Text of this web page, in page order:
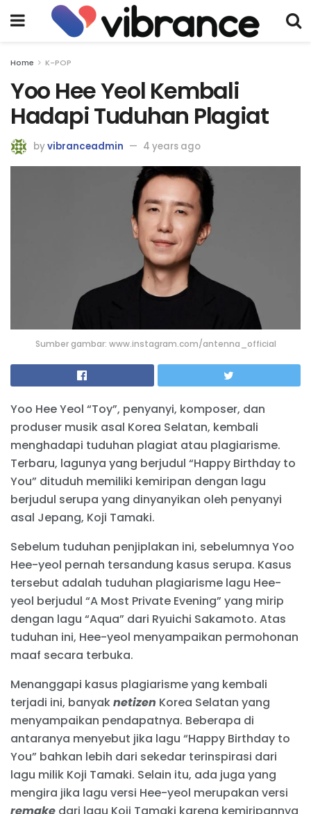
Home K-POP
Yoo Hee Yeol Kembali
Hadapi Tuduhan Plagiat
byvibranceadmin 4 years ago
Sumber gambar: www.instagram.com/antenna_official
Yoo Hee Yeol “Toy”, penyanyi, komposer, dan
produser musik asal Korea Selatan, kembali
menghadapi tuduhan plagiat atau plagiarisme.
Terbaru, lagunya yang berjudul “Happy Birthday to
You” dituduh memiliki kemiripan dengan lagu
berjudul serupa yang dinyanyikan oleh penyanyi
asal Jepang, Koji Tamaki.
Sebelum tuduhan penjiplakan ini, sebelumnya Yoo
Hee-yeol pernah tersandung kasus serupa. Kasus
tersebut adalah tuduhan plagiarisme lagu Hee-
yeol berjudul “A Most Private Evening” yang mirip
dengan lagu “Aqua” dari Ryuichi Sakamoto. Atas
tuduhan ini, Hee-yeol menyampaikan permohonan
maaf secara terbuka.
Menanggapi kasus plagiarisme yang kembali
terjadi ini, banyaknetizen Korea Selatan yang
menyampaikan pendapatnya. Beberapa di
antaranya menyebut jika lagu “Happy Birthday to
You” bahkan lebih dari sekedar terinspirasi dari
lagu milik Koji Tamaki. Selain itu, ada juga yang
mengira jika lagu versi Hee-yeol merupakan versi